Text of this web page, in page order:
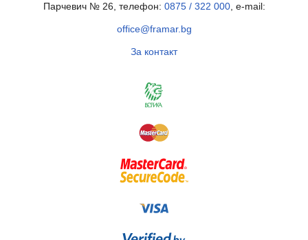
Парчевич № 26, телефон: 0875 / 322 000, e-mail:
office@framar.bg
За контакт